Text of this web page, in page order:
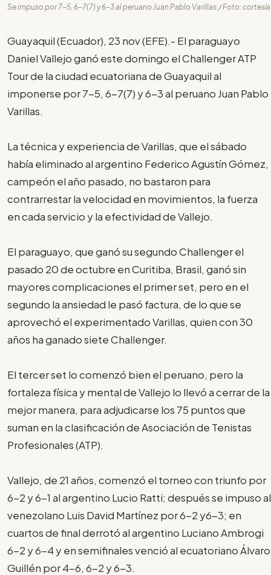
Se impuso por 7-5, 6-7(7) y 6-3 al peruano Juan Pablo Varillas./ Foto: cortesía
Guayaquil (Ecuador), 23 nov (EFE).- El paraguayo
Daniel Vallejo ganó este domingo el Challenger ATP
Tour de la ciudad ecuatoriana de Guayaquil al
imponerse por 7-5, 6-7(7) y 6-3 al peruano Juan Pablo
Varillas.
La técnica y experiencia de Varillas, que el sábado
había eliminado al argentino Federico Agustín Gómez,
campeón el año pasado, no bastaron para
contrarrestar la velocidad en movimientos, la fuerza
en cada servicio y la efectividad de Vallejo.
El paraguayo, que ganó su segundo Challenger el
pasado 20 de octubre en Curitiba, Brasil, ganó sin
mayores complicaciones el primer set, pero en el
segundo la ansiedad le pasó factura, de lo que se
aprovechó el experimentado Varillas, quien con 30
años ha ganado siete Challenger.
El tercer set lo comenzó bien el peruano, pero la
fortaleza física y mental de Vallejo lo llevó a cerrar de la
mejor manera, para adjudicarse los 75 puntos que
suman en la clasificación de Asociación de Tenistas
Profesionales (ATP).
Vallejo, de 21 años, comenzó el torneo con triunfo por
6-2 y 6-1 al argentino Lucio Ratti; después se impuso al
venezolano Luis David Martínez por 6-2 y6-3; en
cuartos de final derrotó al argentino Luciano Ambrogi
6-2 y 6-4 y en semifinales venció al ecuatoriano Álvaro
Guillén por 4-6, 6-2 y 6-3.